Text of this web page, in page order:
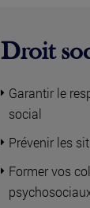
Droit
Garantir le
social
Prévenir les
Former vos